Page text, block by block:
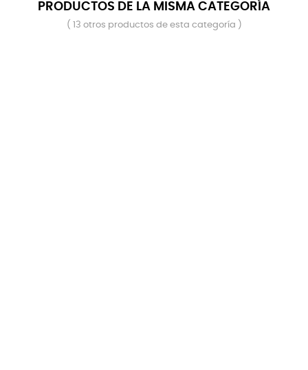
PRODUCTOS DE LA MISMA CATEGORÍA
( 13 otros productos de esta categoría )